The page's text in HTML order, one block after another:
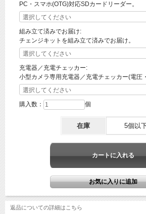
PC・スマホ(OTG)対応SDカードリーダー。
組み立て済みでお届け:
チェンジキットを組み立て済みでお届け。
充電器／充電チェッカー:
小型カメラ専用充電器／充電チェッカー(電圧
購入数： 個
在庫 5個以
返品についての詳細はこちら